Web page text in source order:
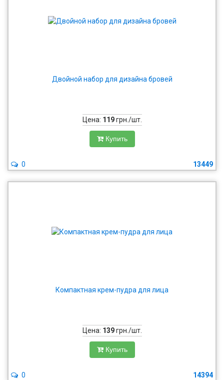
Двойной набор для дизайна бровей
Цена: 119грн./шт.
Купить
13449
0
Компактная крем-пудра для лица
Цена: 139грн./шт.
Купить
14394
0